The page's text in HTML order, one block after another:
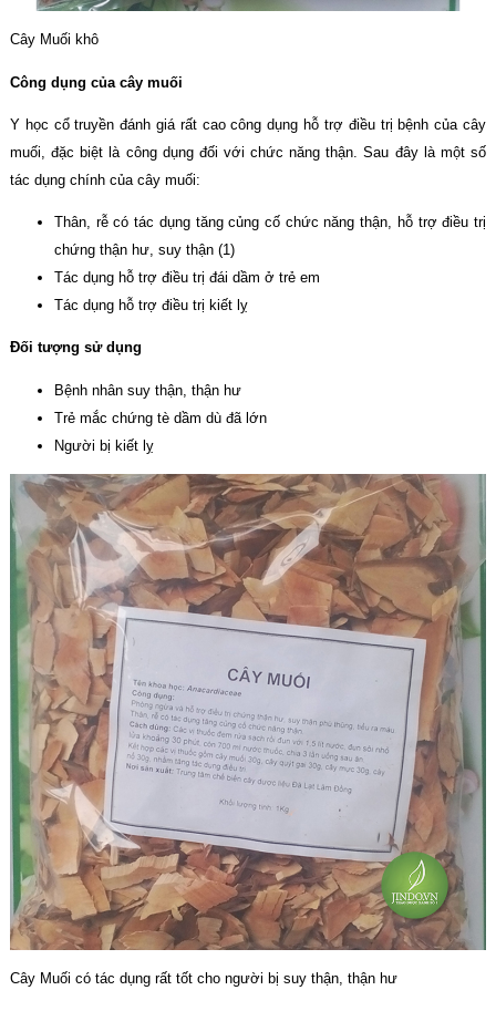
Cây Muối khô
Công dụng của cây muối
Y học cổ truyền đánh giá rất cao công dụng hỗ trợ điều trị bệnh của cây
muối, đặc biệt là công dụng đối với chức năng thận. Sau đây là một số
tác dụng chính của cây muối:
Thân, rễ có tác dụng tăng củng cố chức năng thận, hỗ trợ điều trị
chứng thận hư, suy thận (1)
Tác dụng hỗ trợ điều trị đái dầm ở trẻ em
Tác dụng hỗ trợ điều trị kiết lỵ
Đối tượng sử dụng
Bệnh nhân suy thận, thận hư
Trẻ mắc chứng tè dầm dù đã lớn
Người bị kiết lỵ
Cây Muối có tác dụng rất tốt cho người bị suy thận, thận hư